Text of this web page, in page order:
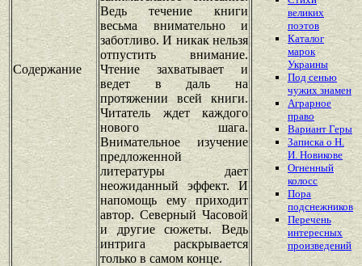
Содержание
Ведь течение книги
весьма внимательно и
заботливо. И никак нельзя
отпустить внимание.
Чтение захватывает и
ведет в даль на
протяжении всей книги.
Читатель ждет каждого
нового шага.
Внимательное изучение
предложенной
литературы дает
неожиданный эффект. И
напомощь ему приходит
автор. Северный Часовой
и другие сюжеты. Ведь
интрига раскрывается
только в самом конце.
великих
поэтов
Каталог
марок
Украины
Под сенью
чужих знамен
Аграрное
право
Вариант Геры
Записка о Н.
И. Новикове
Огненный
колосс
Пора
подснежников
Перечень
интересных
произведений